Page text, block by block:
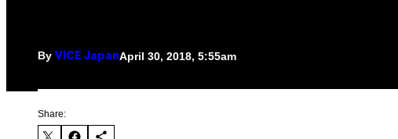
By VICE JapanApril 30, 2018, 5:55am
Share: